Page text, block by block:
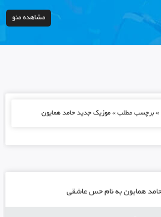
مشاهده منو
» برچسب مطلب » موزیک جدید حامد همایون
همایون به نام حس عاشقی